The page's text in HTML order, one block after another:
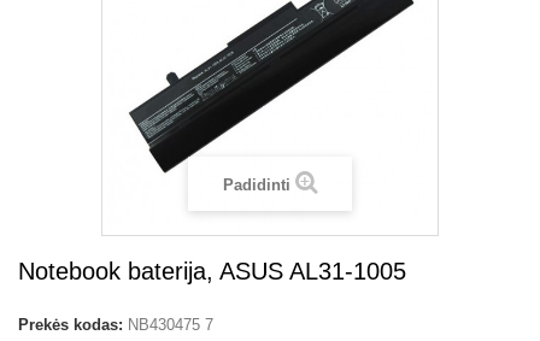
Padidinti
Notebook baterija, ASUS AL31-1005
Prekės kodas: NB430475 7